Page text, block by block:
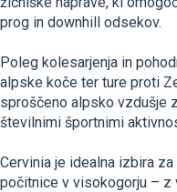
prog in downhill odsekov.
Poleg kolesarjenja in
alpske koče ter ture proti
sproščeno alpsko vzdušje
številnimi športnimi
Cervinia je idealna izbira
počitnice v visokogorju – z